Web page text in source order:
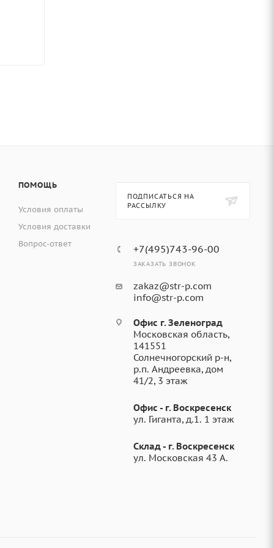
ПОМОЩЬ
Условия оплаты
Условия доставки
Вопрос-ответ
ПОДПИСАТЬСЯ НА
РАССЫЛКУ
+7(495)743-96-00
ЗАКАЗАТЬ ЗВОНОК
zakaz@str-p.com
info@str-p.com
Офис г. Зеленоград
Московская область,
141551
Солнечногорский р-н,
р.п. Андреевка, дом
41/2, 3 этаж
Офис - г. Воскресенск
ул. Гиганта, д.1. 1 этаж
Склад - г. Воскресенск
ул. Московская 43 А.